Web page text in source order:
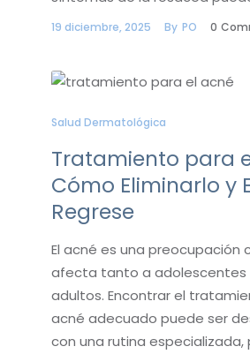
19 diciembre, 2025 By PO 0
Salud Dermatológica
Tratamiento para
Cómo Eliminarlo y
Regrese
El acné es una preocupación
afecta tanto a adolescentes
adultos. Encontrar el
acné adecuado puede ser
con una rutina especializada,